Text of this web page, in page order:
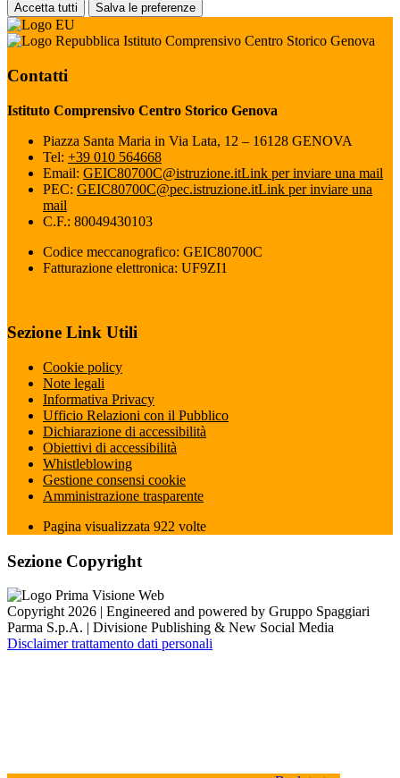
Accetta tutti Salva le preferenze
Istituto Comprensivo Centro Storico Genova
Contatti
Istituto Comprensivo Centro Storico Genova
Piazza Santa Maria in Via Lata, 12 – 16128 GENOVA
Tel: +39 010 564668
Email: GEIC80700C@istruzione.itLink per inviare una mail
PEC: GEIC80700C@pec.istruzione.itLink per inviare una
mail
C.F.: 80049430103
Codice meccanografico: GEIC80700C
Fatturazione elettronica: UF9ZI1
Sezione Link Utili
Cookie policy
Note legali
Informativa Privacy
Ufficio Relazioni con il Pubblico
Dichiarazione di accessibilità
Obiettivi di accessibilità
Whistleblowing
Gestione consensi cookie
Amministrazione trasparente
Pagina visualizzata 922 volte
Sezione Copyright
Copyright 2026 | Engineered and powered by Gruppo Spaggiari
Parma S.p.A. | Divisione Publishing & New Social Media
Disclaimer trattamento dati personali